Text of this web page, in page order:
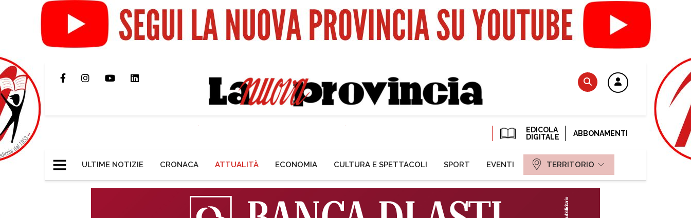
EDICOLA
DIGITALE
ABBONAMENTI
ULTIME NOTIZIE CRONACA ATTUALITÀ ECONOMIA CULTURA E SPETTACOLI SPORT EVENTI TERRITORIO